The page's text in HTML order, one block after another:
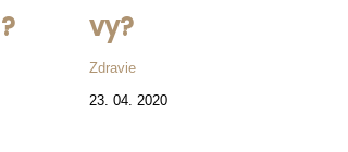
vy?
Zdravie
23. 04. 2020